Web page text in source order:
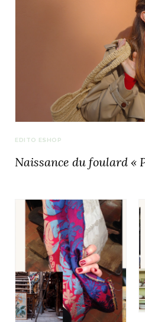
EDITO ESHOP
Naissance du foulard «